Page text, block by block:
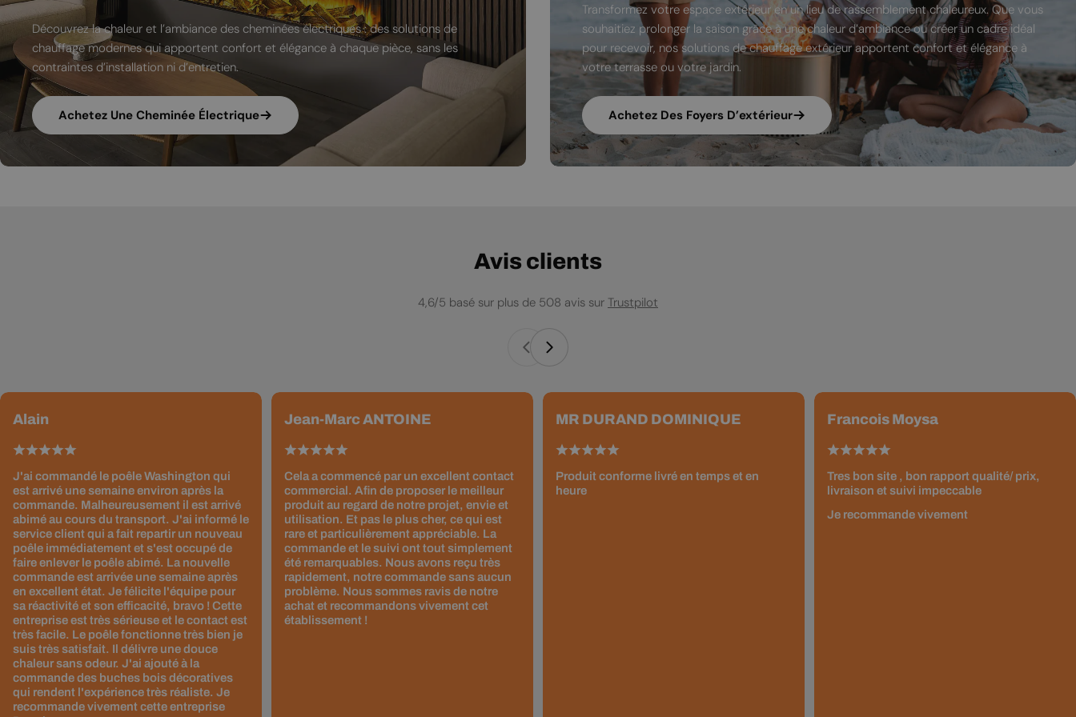
Découvrez la chaleur et l’ambiance des cheminées électriques : des solutions de
chauffage modernes qui apportent confort et élégance à chaque pièce, sans les
contraintes d’installation ni d’entretien.
Achetez Une Cheminée Électrique
Transformez votre espace extérieur en un lieu de rassemblement chaleureux. Que vous
souhaitiez prolonger la saison grâce à une chaleur d’ambiance ou créer un cadre idéal
pour recevoir, nos solutions de chauffage extérieur apportent confort et élégance à
votre terrasse ou votre jardin.
Achetez Des Foyers D’extérieur
Avis clients
4,6/5 basé sur plus de 508 avis sur Trustpilot
Alain
J'ai commandé le poêle Washington qui
est arrivé une semaine environ après la
commande. Malheureusement il est arrivé
abimé au cours du transport. J'ai informé le
service client qui a fait repartir un nouveau
poêle immédiatement et s'est occupé de
faire enlever le poêle abimé. La nouvelle
commande est arrivée une semaine après
en excellent état. Je félicite l'équipe pour
sa réactivité et son efficacité, bravo ! Cette
entreprise est très sérieuse et le contact est
très facile. Le poêle fonctionne très bien je
suis très satisfait. Il délivre une douce
chaleur sans odeur. J'ai ajouté à la
commande des buches bois décoratives
qui rendent l'expérience très réaliste. Je
recommande vivement cette entreprise
Jean-Marc ANTOINE
Cela a commencé par un excellent contact
commercial. Afin de proposer le meilleur
produit au regard de notre projet, envie et
utilisation. Et pas le plus cher, ce qui est
rare et particulièrement appréciable. La
commande et le suivi ont tout simplement
été remarquables. Nous avons reçu très
rapidement, notre commande sans aucun
problème. Nous sommes ravis de notre
achat et recommandons vivement cet
établissement !
MR DURAND DOMINIQUE
Produit conforme livré en temps et en
heure
Francois Moysa
Tres bon site , bon rapport qualité/ prix,
livraison et suivi impeccable
Je recommande vivement
NORWEGIAN
POLISH
ROMANIAN
RUSSIAN
SERBIAN